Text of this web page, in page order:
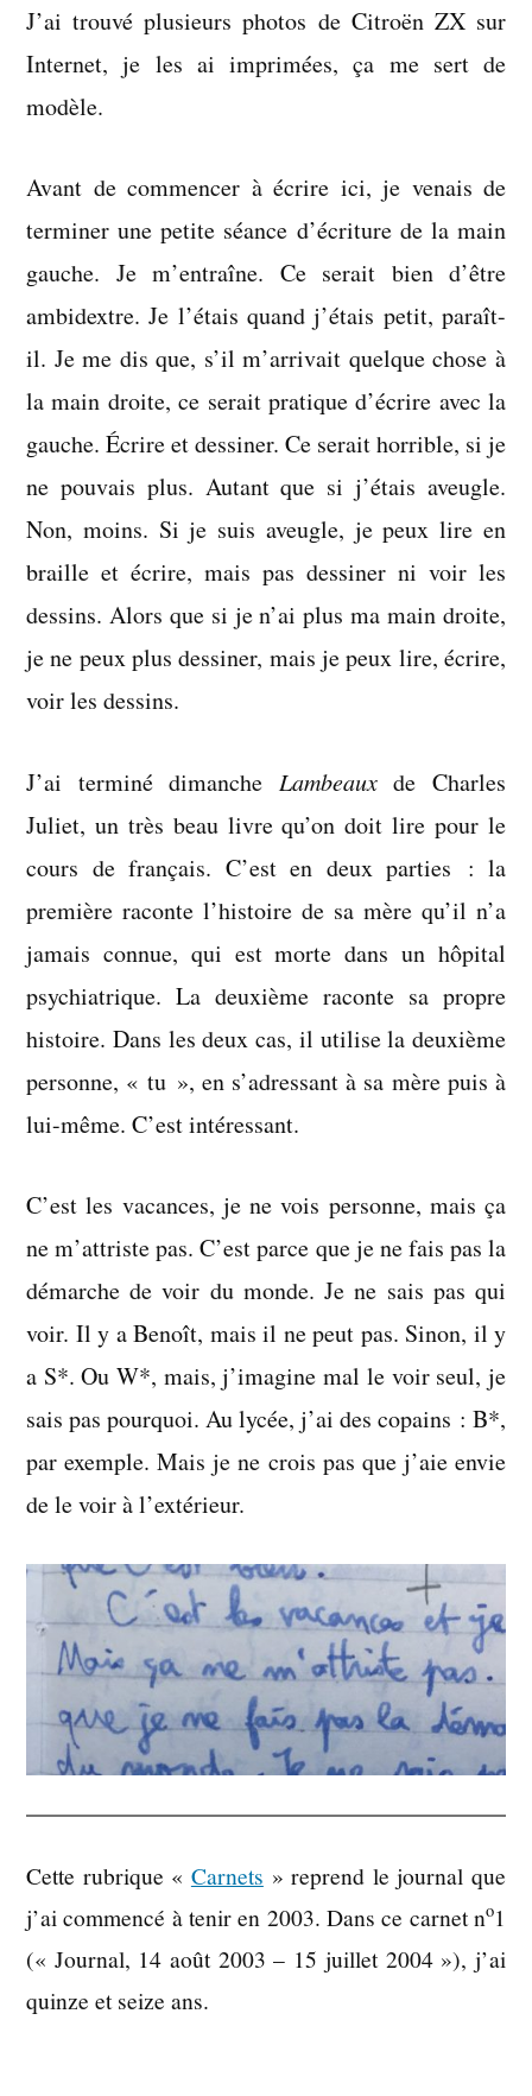
J’ai trouvé plusieurs photos de Citroën ZX sur
Internet, je les ai imprimées, ça me sert de
modèle.
Avant de commencer à écrire ici, je venais de
terminer une petite séance d’écriture de la main
gauche. Je m’entraîne. Ce serait bien d’être
ambidextre. Je l’étais quand j’étais petit, paraît-
il. Je me dis que, s’il m’arrivait quelque chose à
la main droite, ce serait pratique d’écrire avec la
gauche. Écrire et dessiner. Ce serait horrible, si je
ne pouvais plus. Autant que si j’étais aveugle.
Non, moins. Si je suis aveugle, je peux lire en
braille et écrire, mais pas dessiner ni voir les
dessins. Alors que si je n’ai plus ma main droite,
je ne peux plus dessiner, mais je peux lire, écrire,
voir les dessins.
J’ai terminé dimanche Lambeauxde Charles
Juliet, un très beau livre qu’on doit lire pour le
cours de français. C’est en deux parties : la
première raconte l’histoire de sa mère qu’il n’a
jamais connue, qui est morte dans un hôpital
psychiatrique. La deuxième raconte sa propre
histoire. Dans les deux cas, il utilise la deuxième
personne, « tu », en s’adressant à sa mère puis à
lui-même. C’est intéressant.
C’est les vacances, je ne vois personne, mais ça
ne m’attriste pas. C’est parce que je ne fais pas la
démarche de voir du monde. Je ne sais pas qui
voir. Il y a Benoît, mais il ne peut pas. Sinon, il y
a S*. Ou W*, mais, j’imagine mal le voir seul, je
sais pas pourquoi. Au lycée, j’ai des copains : B*,
par exemple. Mais je ne crois pas que j’aie envie
de le voir à l’extérieur.
Cette rubrique « Carnets » reprend le journal que
j’ai commencé à tenir en 2003. Dans ce carnet no1
(« Journal, 14 août 2003 – 15 juillet 2004 »), j’ai
quinze et seize ans.